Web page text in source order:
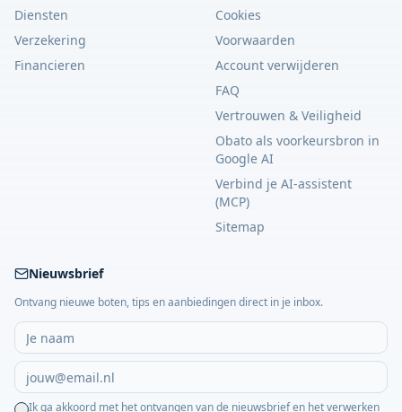
Diensten
Verzekering
Financieren
Cookies
Voorwaarden
Account verwijderen
FAQ
Vertrouwen & Veiligheid
Obato als voorkeursbron in
Google AI
Verbind je AI-assistent
(MCP)
Sitemap
Nieuwsbrief
Ontvang nieuwe boten, tips en aanbiedingen direct in je inbox.
Ik ga akkoord met het ontvangen van de nieuwsbrief en het verwerken